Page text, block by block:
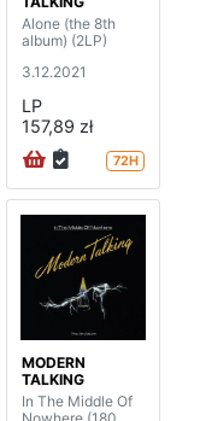
Alone (the 8th
album) (2LP)
3.12.2021
LP
157,89 zł
72H
MODERN
TALKING
In The Middle Of